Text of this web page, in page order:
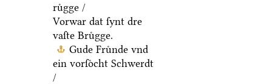
ruͤgge /
Vorwar dat ſynt dre
vaſte Bruͤgge.
Gude Fruͤnde vnd
ein vorſoͤcht Schwerdt
/